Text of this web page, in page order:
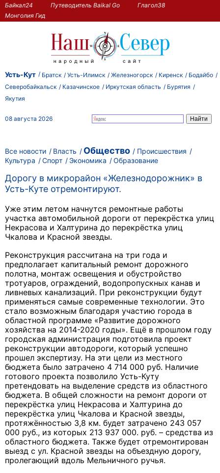
Байкал24 Путеводитель Baikal Go
Глагол38
Монголия Гид
Усть-Кут Братск Усть-Илимск Железногорск Киренск
Бодайбо
Северобайкальск
Казачинское Иркутская область
Бурятия
Якутия
08 августа 2026
Все новости Власть Общество
Происшествия
Культура
Спорт Экономика Образование
Дорогу в микрорайон «Железнодорожник» в
Усть-Куте отремонтируют.
Уже этим летом начнутся ремонтные работы
участка автомобильной дороги от перекрёстка улиц
Некрасова и Халтурина до перекрёстка улиц
Чкалова и Красной звезды.
Реконструкция рассчитана на три года и
предполагает капитальный ремонт дорожного
полотна, монтаж освещения и обустройство
тротуаров, ограждений, водопропускных канав и
ливневых канализаций. При реконструкции будут
применяться самые современные технологии. Это
стало возможным благодаря участию города в
областной программе «Развитие дорожного
хозяйства на 2014-2020 годы». Ещё в прошлом году
городская администрация подготовила проект
реконструкции автодороги, который успешно
прошел экспертизу. На эти цели из местного
бюджета было затрачено 4 714 000 руб. Наличие
готового проекта позволило Усть-Куту
претендовать на выделение средств из областного
бюджета. В общей сложности на ремонт дороги от
перекрёстка улиц Некрасова и Халтурина до
перекрёстка улиц Чкалова и Красной звезды,
протяжённостью 3,8 км. будет затрачено 243 057
000 руб., из которых 213 937 000. руб. – средства из
областного бюджета. Также будет отремонтирован
выезд с ул. Красной звезды на объездную дорогу,
пролегающий вдоль Мельничного ручья.